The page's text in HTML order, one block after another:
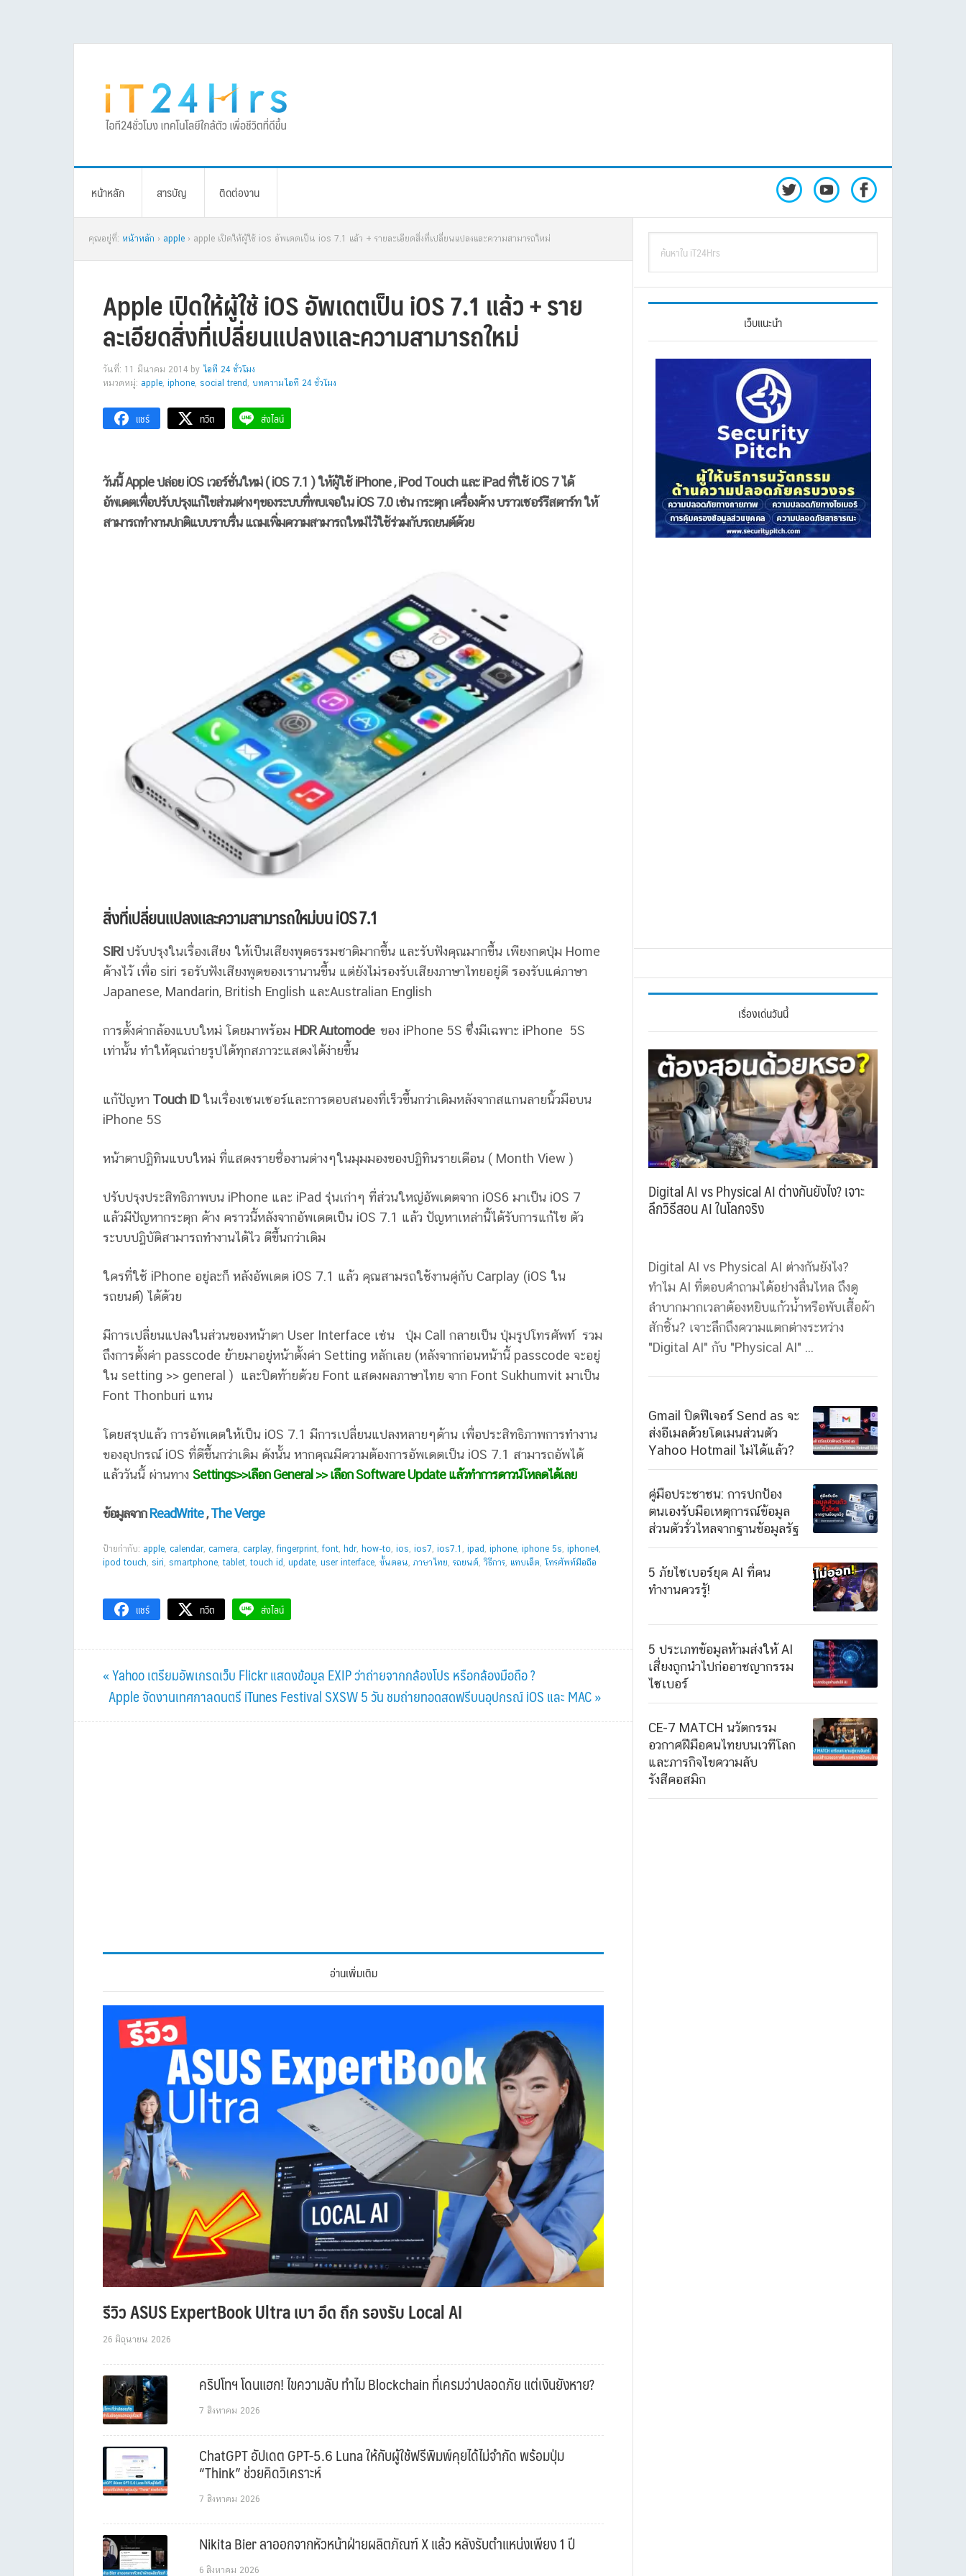
หน้าหลัก สารบัญ ติดต่องาน
คุณอยู่ที่: หน้าหลัก › apple › apple เปิดให้ผู้ใช้ ios อัพเดตเป็น ios 7.1 แล้ว + รายละเอียดสิ่งที่เปลี่ยนแปลงและความสามารถใหม่
Apple เปิดให้ผู้ใช้ iOS อัพเดตเป็น iOS 7.1 แล้ว + ราย
ละเอียดสิ่งที่เปลี่ยนแปลงและความสามารถใหม่
วันที่: 11 มีนาคม 2014 by ไอที 24 ชั่วโมง
หมวดหมู่: apple, iphone, social trend , บทความไอที 24 ชั่วโมง
แชร์ ทวีต ส่งไลน์
วันนี้ Apple ปล่อย iOS เวอร์ชั่นใหม่ ( iOS 7.1 ) ให้ผู้ใช้ iPhone , iPod Touch และ iPad ที่ใช้ iOS 7 ได้
อัพเดตเพื่อปรับปรุงแก้ไขส่วนต่างๆของระบบที่พบเจอใน iOS 7.0 เช่น กระตุก เครื่องค้าง บราวเซอร์รีสตาร์ท ให้
สามารถทำงานปกติแบบราบรื่น แถมเพิ่มความสามารถใหม่ไว้ใช้ร่วมกับรถยนต์ด้วย
สิ่งที่เปลี่ยนแปลงและความสามารถใหม่บน iOS 7.1
SIRI ปรับปรุงในเรื่องเสียง ให้เป็นเสียงพูดธรรมชาติมากขึ้น และรับฟังคุณมากขึ้น เพียงกดปุ่ม Home
ค้างไว้ เพื่อ siri รอรับฟังเสียงพูดของเรานานขึ้น แต่ยังไม่รองรับเสียงภาษาไทยอยู่ดี รองรับแค่ภาษา
Japanese, Mandarin, British English และAustralian English
การตั้งค่ากล้องแบบใหม่ โดยมาพร้อม HDR Automode ของ iPhone 5S ซึ่งมีเฉพาะ iPhone 5S
เท่านั้น ทำให้คุณถ่ายรูปได้ทุกสภาวะแสดงได้ง่ายขึ้น
แก้ปัญหา Touch IDในเรื่องเซนเซอร์และการตอบสนองที่เร็วขึ้นกว่าเดิมหลังจากสแกนลายนิ้วมือบน
iPhone 5S
หน้าตาปฏิทินแบบใหม่ ที่แสดงรายชื่องานต่างๆในมุมมองของปฏิทินรายเดือน ( Month View )
ปรับปรุงประสิทธิภาพบน iPhone และ iPad รุ่นเก่าๆ ที่ส่วนใหญ่อัพเดตจาก iOS6 มาเป็น iOS 7
แล้วมีปัญหากระตุก ค้าง คราวนี้หลังจากอัพเดตเป็น iOS 7.1 แล้ว ปัญหาเหล่านี้ได้รับการแก้ไข ตัว
ระบบปฏิบัติสามารถทำงานได้ไว ดีขึ้นกว่าเดิม
ใครที่ใช้ iPhone อยู่ละก็ หลังอัพเดต iOS 7.1 แล้ว คุณสามรถใช้งานคู่กับ Carplay (iOS ใน
รถยนต์) ได้ด้วย
มีการเปลี่ยนแปลงในส่วนของหน้าตา User Interface เช่น ปุ่ม Call กลายเป็น ปุ่มรูปโทรศัพท์ รวม
ถึงการตั้งค่า passcode ย้ายมาอยู่หน้าตั้งค่า Setting หลักเลย (หลังจากก่อนหน้านี้ passcode จะอยู่
ใน setting >> general ) และปิดท้ายด้วย Font แสดงผลภาษาไทย จาก Font Sukhumvit มาเป็น
Font Thonburi แทน
โดยสรุปแล้ว การอัพเดตให้เป็น iOS 7.1 มีการเปลี่ยนแปลงหลายๆด้าน เพื่อประสิทธิภาพการทำงาน
ของอุปกรณ์ iOS ที่ดีขึ้นกว่าเดิม ดังนั้น หากคุณมีความต้องการอัพเดตเป็น iOS 7.1 สามารถอัพได้
แล้ววันนี้ ผ่านทาง Settings>>เลือก General >> เลือก Software Update แล้วทำการดาวน์โหลดได้เลย
ข้อมูลจากReadWrite,The Verge
ป้ายกำกับ: apple, calendar, camera, carplay,fingerprint,font, hdr, how-to, ios, ios7, ios7.1 , ipad , iphone, iphone 5s, iphone4,
ipod touch, siri, smartphone,tablet,touch id , update, user interface, ขั้นตอน, ภาษาไทย, รถยนต์,วิธีการ, แทบเล็ต, โทรศัพท์มือถือ
แชร์ ทวีต ส่งไลน์
Previous
Post:
« Yahoo เตรียมอัพเกรดเว็บ Flickr แสดงข้อมูล EXIP ว่าถ่ายจากกล้องโปร หรือกล้องมือถือ ?
Next
Post:
Apple จัดงานเทศกาลดนตรี iTunes Festival SXSW 5 วัน ชมถ่ายทอดสดฟรีบนอุปกรณ์ iOS และ MAC »
อ่านเพิ่มเติม
รีวิว ASUS ExpertBook Ultra เบา อึด ถึก รองรับ Local AI
26 มิถุนายน 2026
คริปโทฯ โดนแฮก! ไขความลับ ทำไม Blockchain ที่เครมว่าปลอดภัย แต่เงินยังหาย?
7 สิงหาคม 2026
ChatGPT อัปเดต GPT-5.6 Luna ให้กับผู้ใช้ฟรีพิมพ์คุยได้ไม่จำกัด พร้อมปุ่ม
“Think” ช่วยคิดวิเคราะห์
7 สิงหาคม 2026
Nikita Bier ลาออกจากหัวหน้าฝ่ายผลิตภัณฑ์ X แล้ว หลังรับตำแหน่งเพียง 1 ปี
6 สิงหาคม 2026
Primary
Sidebar
iT24Hrs
เว็บแนะนำ
เรื่องเด่นวันนี้
Digital AI vs Physical AI ต่างกันยังไง? เจาะ
ลึกวิธีสอน AI ในโลกจริง
Digital AI vs Physical AI ต่างกันยังไง?
ทำไม AI ที่ตอบคำถามได้อย่างลื่นไหล ถึงดู
ลำบากมากเวลาต้องหยิบแก้วน้ำหรือพับเสื้อผ้า
สักชิ้น? เจาะลึกถึงความแตกต่างระหว่าง
"Digital AI" กับ "Physical AI" ...
Gmail ปิดฟีเจอร์ Send as จะ
ส่งอีเมลด้วยโดเมนส่วนตัว
Yahoo Hotmail ไม่ได้แล้ว?
คู่มือประชาชน: การปกป้อง
ตนเองรับมือเหตุการณ์ข้อมูล
ส่วนตัวรั่วไหลจากฐานข้อมูลรัฐ
5 ภัยไซเบอร์ยุค AI ที่คน
ทำงานควรรู้!
5 ประเภทข้อมูลห้ามส่งให้ AI
เสี่ยงถูกนำไปก่ออาชญากรรม
ไซเบอร์
CE-7 MATCH นวัตกรรม
อวกาศฝีมือคนไทยบนเวทีโลก
และภารกิจไขความลับ
รังสีคอสมิก